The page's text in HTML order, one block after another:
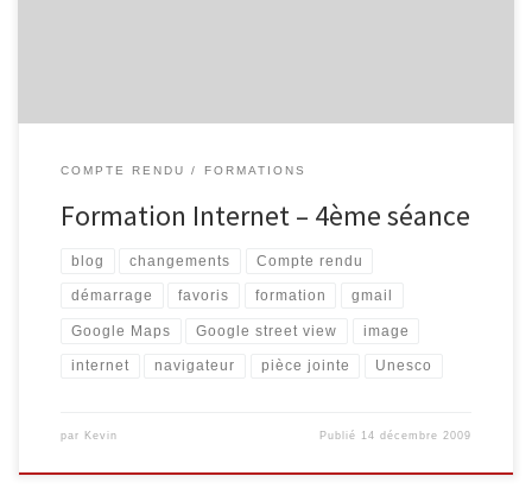
COMPTE RENDU FORMATIONS
Formation Internet – 4ème séance
blog changements Compte rendu
démarrage favoris formation gmail
Google Maps Google street view image
internet navigateur pièce jointe Unesco
par Kevin Publié 14 décembre 2009